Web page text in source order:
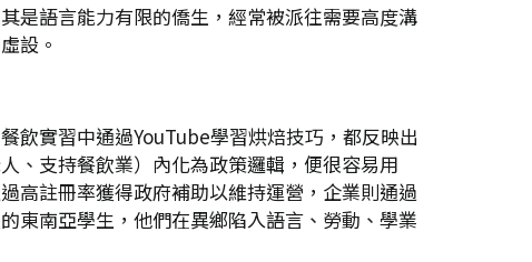
是語言能力有限的僑生，經常被派往需要高度溝
設。
飲實習中通過YouTube學習烘焙技巧，都反映出
、支持餐飲業）內化為政策邏輯，便很容易用
高註冊率獲得政府補助以維持運營，企業則通過
東南亞學生，他們在異鄉陷入語言、勞動、學業